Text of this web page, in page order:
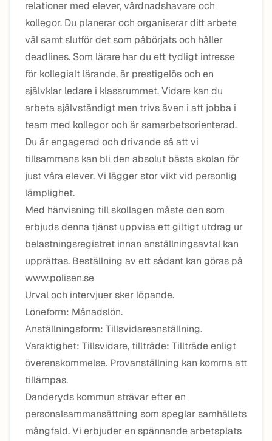
relationer med elever, vårdnadshavare och
kollegor. Du planerar och organiserar ditt arbete
väl samt slutför det som påbörjats och håller
deadlines. Som lärare har du ett tydligt intresse
för kollegialt lärande, är prestigelös och en
självklar ledare i klassrummet. Vidare kan du
arbeta självständigt men trivs även i att jobba i
team med kollegor och är samarbetsorienterad.
Du är engagerad och drivande så att vi
tillsammans kan bli den absolut bästa skolan för
just våra elever. Vi lägger stor vikt vid personlig
lämplighet.
Med hänvisning till skollagen måste den som
erbjuds denna tjänst uppvisa ett giltigt utdrag ur
belastningsregistret innan anställningsavtal kan
upprättas. Beställning av ett sådant kan göras på
www.polisen.se
Urval och intervjuer sker löpande.
Löneform: Månadslön.
Anställningsform: Tillsvidareanställning.
Varaktighet: Tillsvidare, tillträde: Tillträde enligt
överenskommelse. Provanställning kan komma att
tillämpas.
Danderyds kommun strävar efter en
personalsammansättning som speglar samhällets
mångfald. Vi erbjuder en spännande arbetsplats